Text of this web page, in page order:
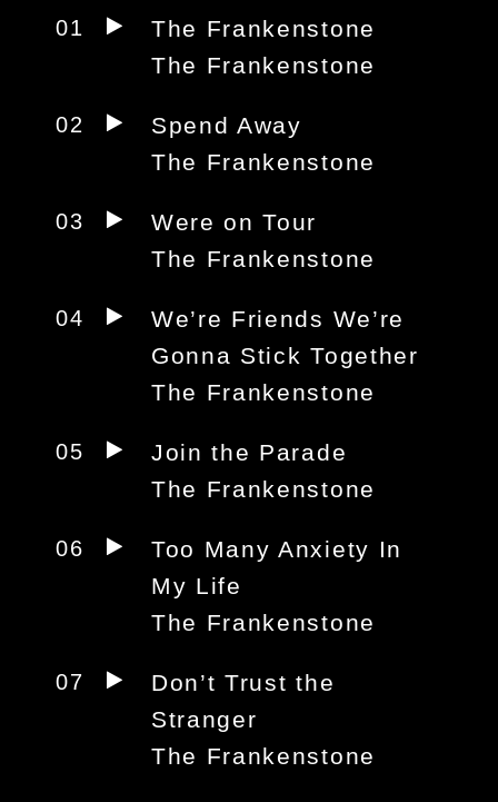
01
The Frankenstone
The Frankenstone
02
Spend Away
The Frankenstone
03
Were on Tour
The Frankenstone
04
We’re Friends We’re
Gonna Stick Together
The Frankenstone
05
Join the Parade
The Frankenstone
06
Too Many Anxiety In
My Life
The Frankenstone
07
Don’t Trust the
Stranger
The Frankenstone